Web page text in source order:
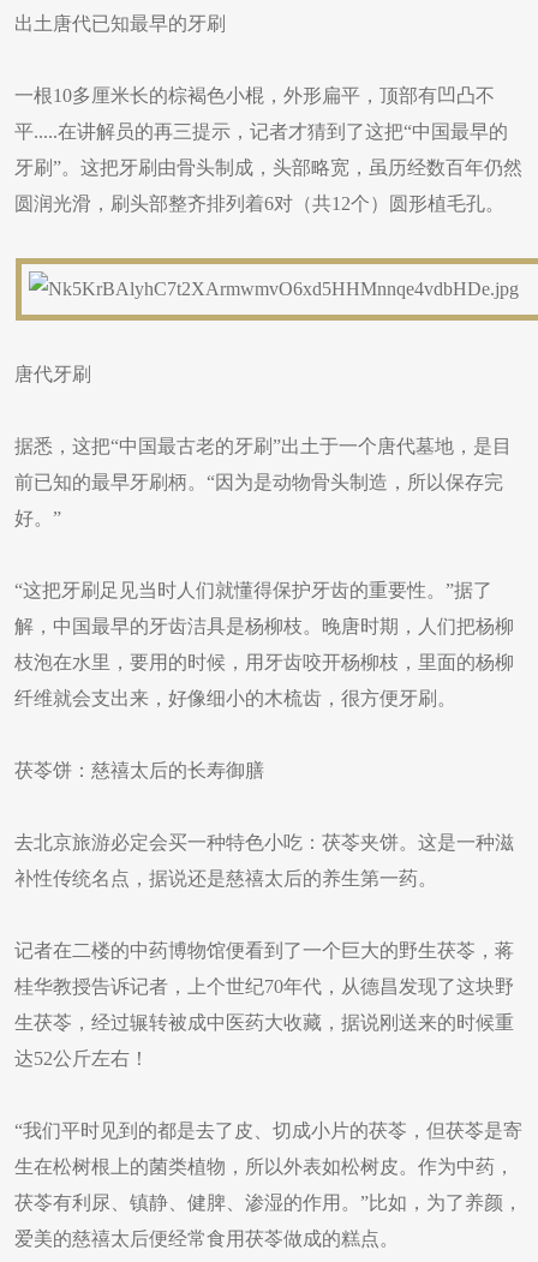
出土唐代已知最早的牙刷
一根10多厘米长的棕褐色小棍，外形扁平，顶部有凹凸不
平.....在讲解员的再三提示，记者才猜到了这把“中国最早的
牙刷”。这把牙刷由骨头制成，头部略宽，虽历经数百年仍然
圆润光滑，刷头部整齐排列着6对（共12个）圆形植毛孔。
唐代牙刷
​据悉，这把“中国最古老的牙刷”出土于一个唐代墓地，是目
前已知的最早牙刷柄。“因为是动物骨头制造，所以保存完
好。”
“这把牙刷足见当时人们就懂得保护牙齿的重要性。”据了
解，中国最早的牙齿洁具是杨柳枝。晚唐时期，人们把杨柳
枝泡在水里，要用的时候，用牙齿咬开杨柳枝，里面的杨柳
纤维就会支出来，好像细小的木梳齿，很方便牙刷。
茯苓饼：慈禧太后的长寿御膳
去北京旅游必定会买一种特色小吃：茯苓夹饼。这是一种滋
补性传统名点，据说还是慈禧太后的养生第一药。
记者在二楼的中药博物馆便看到了一个巨大的野生茯苓，蒋
桂华教授告诉记者，上个世纪70年代，从德昌发现了这块野
生茯苓，经过辗转被成中医药大收藏，据说刚送来的时候重
达52公斤左右！
“我们平时见到的都是去了皮、切成小片的茯苓，但茯苓是寄
生在松树根上的菌类植物，所以外表如松树皮。作为中药，
茯苓有利尿、镇静、健脾、渗湿的作用。”比如，为了养颜，
爱美的慈禧太后便经常食用茯苓做成的糕点。